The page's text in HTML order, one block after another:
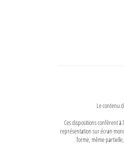
Le contenu
Ces dispositions confèrent
représentation sur écran
forme, même